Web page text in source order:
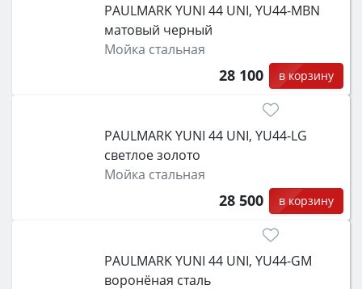
PAULMARK YUNI 44 UNI, YU44-MBN
матовый черный
Мойка стальная
28 100 в корзину
PAULMARK YUNI 44 UNI, YU44-LG
светлое золото
Мойка стальная
28 500 в корзину
PAULMARK YUNI 44 UNI, YU44-GM
воронёная сталь